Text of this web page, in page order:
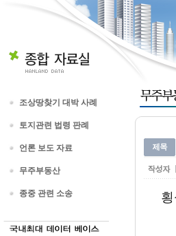
조상땅찾기 대박 사례
토지관련 법령 판례
언론 보도 자료
무주부동산
종중 관련 소송